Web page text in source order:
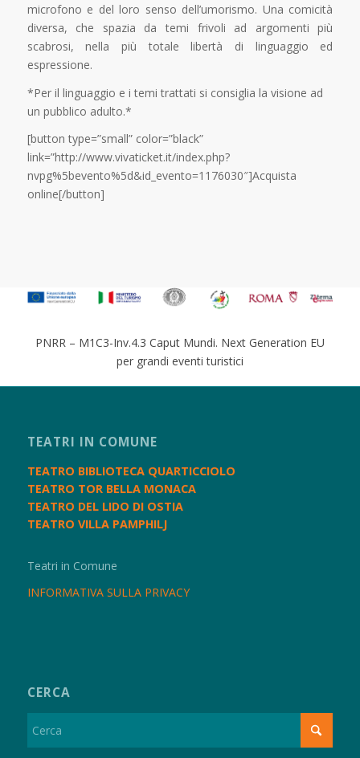
microfono e del loro senso dell’umorismo. Una comicità
diversa, che spazia da temi frivoli ad argomenti più
scabrosi, nella più totale libertà di linguaggio ed
espressione.
*Per il linguaggio e i temi trattati si consiglia la visione ad
un pubblico adulto.*
[button type=”small” color=”black”
link=”http://www.vivaticket.it/index.php?
nvpg%5bevento%5d&id_evento=1176030″]Acquista
online[/button]
PNRR – M1C3-Inv.4.3 Caput Mundi. Next Generation EU
per grandi eventi turistici
TEATRI IN COMUNE
TEATRO BIBLIOTECA QUARTICCIOLO
TEATRO TOR BELLA MONACA
TEATRO DEL LIDO DI OSTIA
TEATRO VILLA PAMPHILJ
Teatri in Comune
INFORMATIVA SULLA PRIVACY
CERCA